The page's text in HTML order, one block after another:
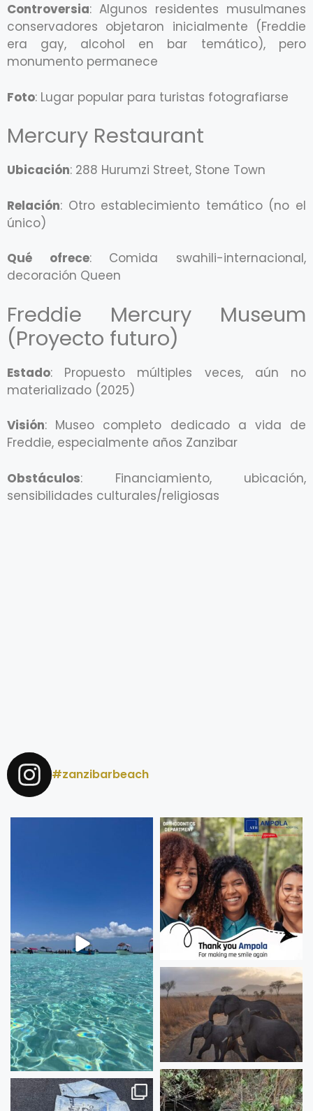
Controversia: Algunos residentes musulmanes
conservadores objetaron inicialmente (Freddie
era gay, alcohol en bar temático), pero
monumento permanece
Foto: Lugar popular para turistas fotografiarse
Mercury Restaurant
Ubicación: 288 Hurumzi Street, Stone Town
Relación: Otro establecimiento temático (no el
único)
Qué ofrece: Comida swahili-internacional,
decoración Queen
Freddie Mercury Museum
(Proyecto futuro)
Estado: Propuesto múltiples veces, aún no
materializado (2025)
Visión: Museo completo dedicado a vida de
Freddie, especialmente años Zanzibar
Obstáculos: Financiamiento, ubicación,
sensibilidades culturales/religiosas
#zanzibarbeach